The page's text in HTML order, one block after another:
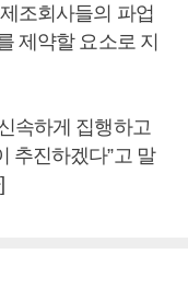
조회사들의 파업
제약할 요소로 지
속하게 집행하고
추진하겠다”고 말